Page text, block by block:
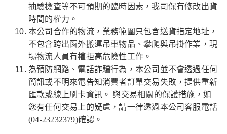
抽驗檢查等不可預期的臨時因素，我司保有修改出貨
時間的權力。
本公司合作的物流，業務範圍只包含送貨指定地址，
不包含跨出窗外搬運吊車物品、攀爬與吊掛作業，現
場物流人員有權拒高危險性工作。
為預防網路、電話詐騙行為，本公司並不會透過任何
簡訊或不明來電告知消費者訂單交易失敗，提供重新
匯款或線上刷卡資訊。 與交易相關的保護措施，如
您有任何交易上的疑慮，請一律透過本公司客服電話
(04-23232379)確認。